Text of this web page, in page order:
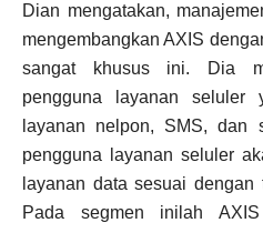
Dian mengatakan,
mengembangkan AXIS
sangat khusus ini. Dia
pengguna layanan seluler
layanan nelpon, SMS, dan
pengguna layanan seluler
layanan data sesuai
Pada segmen inilah